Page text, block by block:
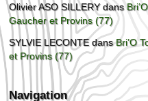
Olivier ASO SILLERYdans
Gaucher et Provins (77)
SYLVIE LECONTEdansBri’O
et Provins (77)
Navigation